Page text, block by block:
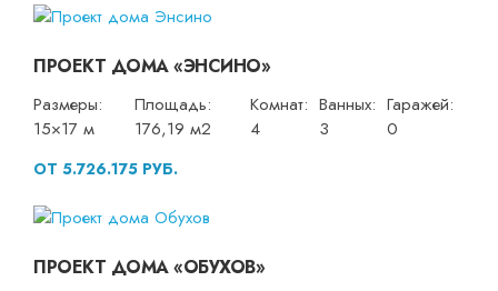
ПРОЕКТ ДОМА «ЭНСИНО»
Размеры:
15×17 м
Площадь:
176,19 м2
Комнат:
4
Ванных:
3
Гаражей:
0
ОТ 5.726.175 РУБ.
ПРОЕКТ ДОМА «ОБУХОВ»